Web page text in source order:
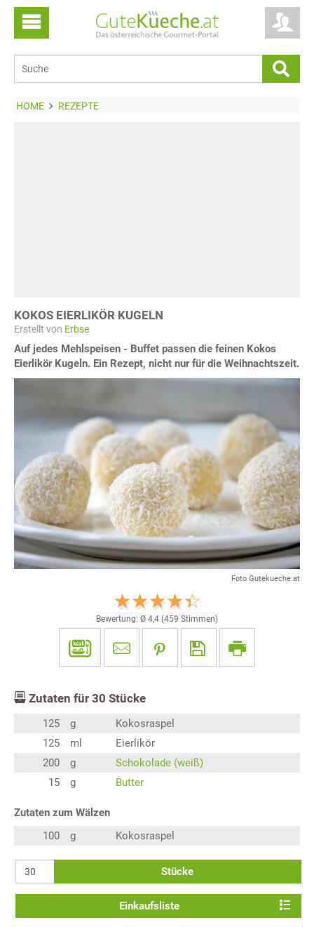
HOME REZEPTE
KOKOS EIERLIKÖR KUGELN
Erstellt von Erbse
Auf jedes Mehlspeisen - Buffet passen die feinen Kokos
Eierlikör Kugeln. Ein Rezept, nicht nur für die Weihnachtszeit.
Foto Gutekueche.at
Bewertung: Ø 4,4 (459 Stimmen)
Zutaten für 30 Stücke
125 g
Kokosraspel
125
ml
Eierlikör
200
g
Schokolade (weiß)
15
g Butter
Zutaten zum Wälzen
100
g Kokosraspel
Stücke
Einkaufsliste